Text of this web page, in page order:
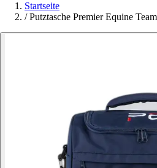
Startseite
/ Putztasche Premier Equine